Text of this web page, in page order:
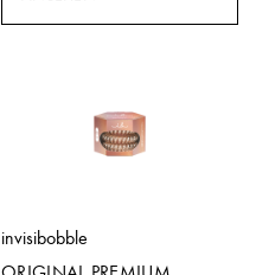
invisibobble